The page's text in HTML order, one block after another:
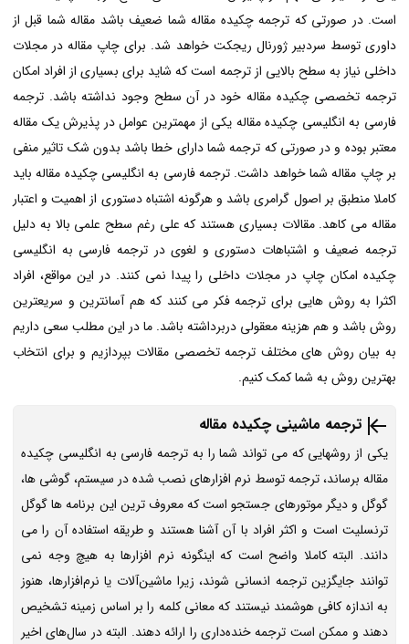
است. در صورتی که ترجمه چکیده مقاله شما ضعیف باشد مقاله شما قبل از
داوری توسط سردبیر ژورنال ریجکت خواهد شد. برای چاپ مقاله در مجلات
داخلی نیاز به سطح بالایی از ترجمه است که شاید برای بسیاری از افراد امکان
ترجمه تخصصی چکیده مقاله خود در آن سطح وجود نداشته باشد. ترجمه
فارسی به انگلیسی چکیده مقاله یکی از مهمترین عوامل در پذیرش یک مقاله
معتبر بوده و در صورتی که ترجمه شما دارای خطا باشد بدون شک تاثیر منفی
بر چاپ مقاله شما خواهد داشت. ترجمه فارسی به انگلیسی چکیده مقاله باید
کاملا منطبق بر اصول گرامری باشد و هرگونه اشتباه دستوری از اهمیت و اعتبار
مقاله می کاهد. مقالات بسیاری هستند که علی رغم سطح علمی بالا به دلیل
ترجمه ضعیف و اشتباهات دستوری و لغوی در ترجمه فارسی به انگلیسی
چکیده امکان چاپ در مجلات داخلی را پیدا نمی کنند. در این مواقع، افراد
اکثرا به روش هایی برای ترجمه فکر می کنند که هم آسانترین و سریعترین
روش باشد و هم هزینه معقولی دربرداشته باشد. ما در این مطلب سعی داریم
به بیان روش های مختلف ترجمه تخصصی مقالات بپردازیم و برای انتخاب
بهترین روش به شما کمک کنیم.
ترجمه ماشینی چکیده مقاله
یکی از روشهایی که می تواند شما را به ترجمه فارسی به انگلیسی چکیده
مقاله برساند، ترجمه توسط نرم افزارهای نصب شده در سیستم، گوشی ها،
گوگل و دیگر موتورهای جستجو است که معروف ترین این برنامه ها گوگل
ترنسلیت است و اکثر افراد با آن آشنا هستند و طریقه استفاده آن را می
دانند. البته کاملا واضح است که اینگونه نرم افزارها به هیچ وجه نمی
توانند جایگزین ترجمه انسانی شوند، زیرا ماشین‌آلات یا نرم‌افزارها، هنوز
به اندازه کافی هوشمند نیستند که معانی کلمه را بر اساس زمینه تشخیص
دهند و ممکن است ترجمه خنده‌داری را ارائه دهند. البته در سال‌های اخیر